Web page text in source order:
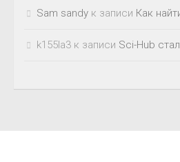
Sam sandy к записи Как
k155la3 к записи Sci-Hub